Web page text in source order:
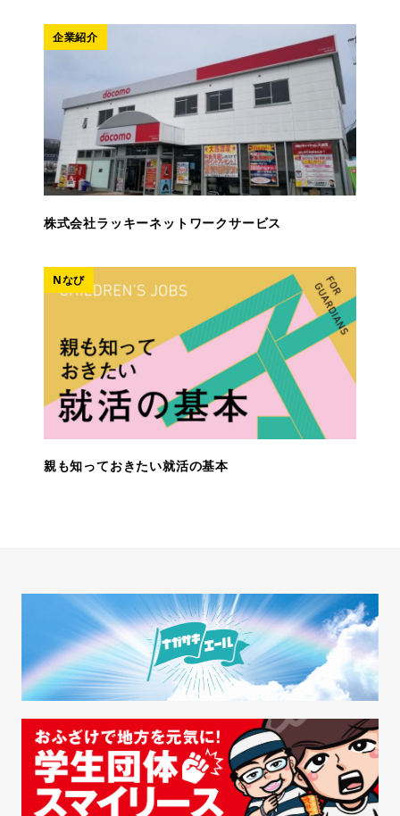
企業紹介
株式会社ラッキーネットワークサービス
Nなび
親も知っておきたい就活の基本